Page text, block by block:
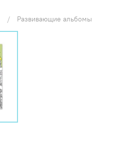
Развивающие альбомы